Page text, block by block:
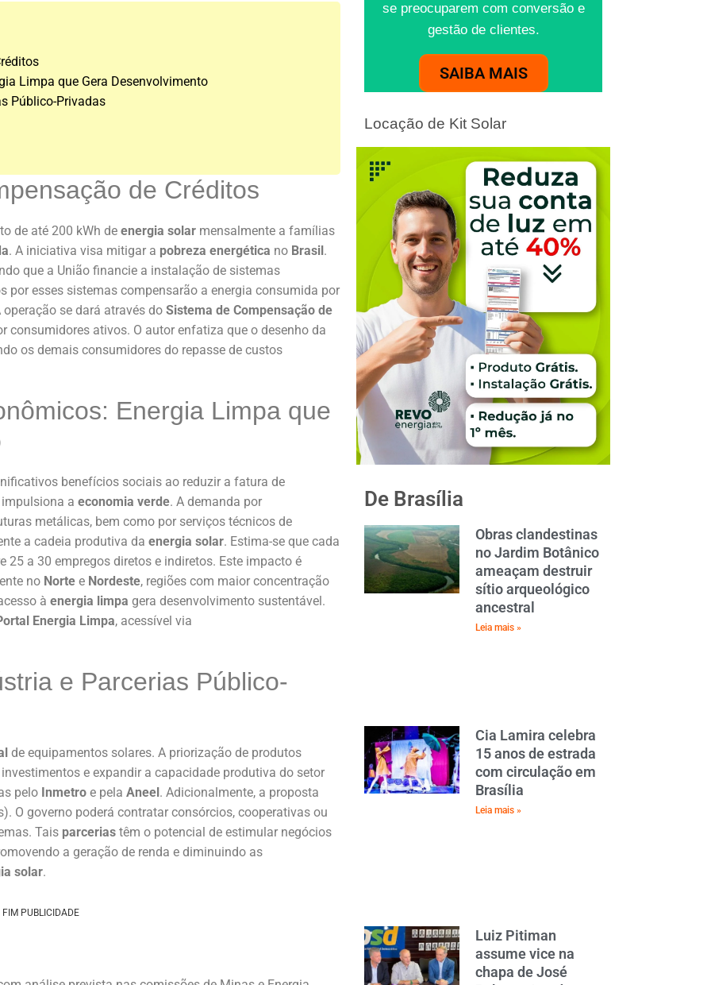
Limpa que Gera Desenvolvimento
Público-Privadas
de Créditos
de até 200 kWh de energia solar mensalmente a famílias
. A iniciativa visa mitigar a pobreza energética no Brasil.
que a União financie a instalação de sistemas
por esses sistemas compensarão a energia consumida por
operação se dará através do Sistema de Compensação de
consumidores ativos. O autor enfatiza que o desenho da
os demais consumidores do repasse de custos
Energia Limpa que
benefícios sociais ao reduzir a fatura de
a economia verde. A demanda por
metálicas, bem como por serviços técnicos de
a cadeia produtiva da energia solar. Estima-se que cada
25 a 30 empregos diretos e indiretos. Este impacto é
no Norte e Nordeste, regiões com maior concentração
à energia limpa gera desenvolvimento sustentável.
Energia Limpa, acessível via
e Parcerias Público-
de equipamentos solares. A priorização de produtos
e expandir a capacidade produtiva do setor
pelo Inmetro e pela Aneel. Adicionalmente, a proposta
O governo poderá contratar consórcios, cooperativas ou
Tais parcerias têm o potencial de estimular negócios
a geração de renda e diminuindo as
solar.
FIM PUBLICIDADE
se preocuparem com conversão e
gestão de clientes.
SAIBA MAIS
Locação de Kit Solar
De Brasília
Obras clandestinas
no Jardim Botânico
ameaçam destruir
sítio arqueológico
ancestral
Leia mais »
Cia Lamira celebra
15 anos de estrada
com circulação em
Brasília
Leia mais »
Luiz Pitiman
assume vice na
chapa de José